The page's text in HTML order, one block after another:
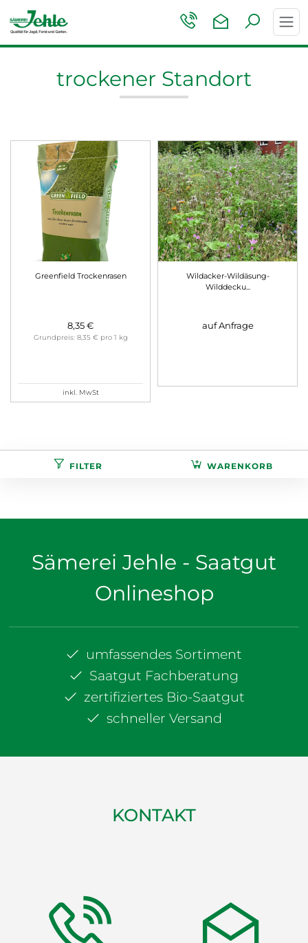
trockener Standort
Greenfield Trockenrasen
8,35 €
Grundpreis: 8,35 € pro 1 kg
inkl. MwSt
Wildacker-Wildäsung-
Wilddecku...
auf Anfrage
FILTER WARENKORB
Sämerei Jehle - Saatgut
Onlineshop
umfassendes Sortiment
Saatgut Fachberatung
zertifiziertes Bio-Saatgut
schneller Versand
KONTAKT